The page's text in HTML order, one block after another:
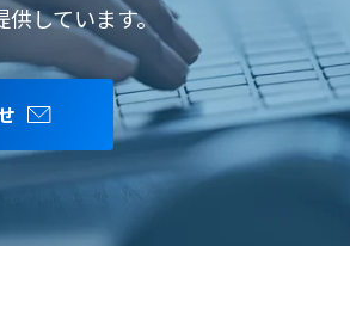
しています。